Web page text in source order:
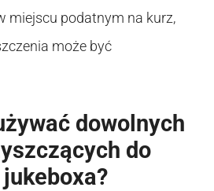
miejscu podatnym na kurz,
może być
dowolnych
do